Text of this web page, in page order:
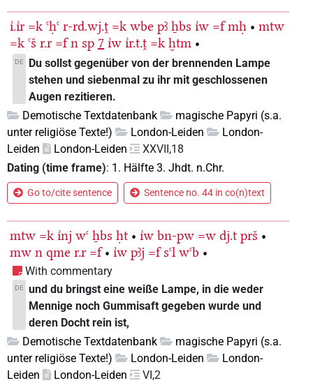
ı͗.ı͗r =k ꜥḥꜥ r-rd.wj.ṱ =k wbe pꜣ ẖbs ı͗w =f mḥ • mtw
=k ꜥš r.r =f n sp 7 ı͗w ı͗r.t.ṱ =k ḫtm •
DE
Du sollst gegenüber von der brennenden Lampe
stehen und siebenmal zu ihr mit geschlossenen
Augen rezitieren.
Demotische Textdatenbank
magische Papyri (s.a.
unter religiöse Texte!)
London-Leiden
London-
Leiden
London-Leiden
XXVII,18
Dating (time frame): 1. Hälfte 3. Jhdt. n.Chr.
Go to/cite sentence Sentence no. 44 in co(n)text
mtw =k ı͗nj wꜥ ẖbs ḥt • ı͗w bn-pw =w dj.t prš •
mw n qme r.r =f • ı͗w pꜣj =f sꜥl wꜥb •
With commentary
DE und du bringst eine weiße Lampe, in die weder
Mennige noch Gummisaft gegeben wurde und
deren Docht rein ist,
Demotische Textdatenbank
magische Papyri (s.a.
unter religiöse Texte!)
London-Leiden
London-
Leiden
London-Leiden
VI,2